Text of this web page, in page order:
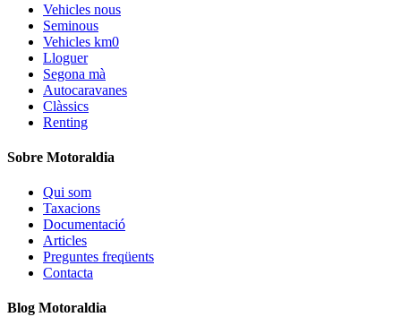
Vehicles nous
Seminous
Vehicles km0
Lloguer
Segona mà
Autocaravanes
Clàssics
Renting
Sobre Motoraldia
Qui som
Taxacions
Documentació
Articles
Preguntes freqüents
Contacta
Blog Motoraldia